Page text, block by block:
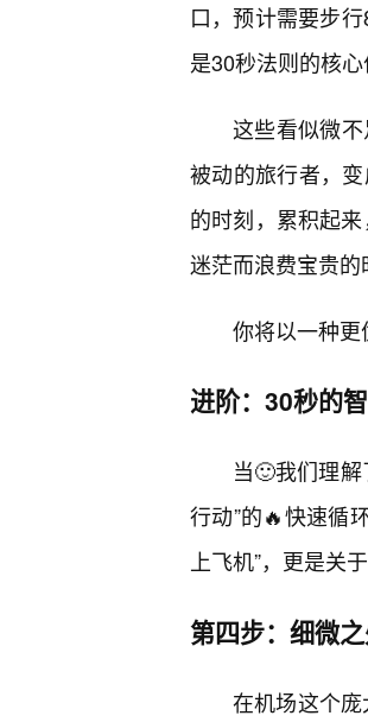
口，预计需要步
是30秒法则的核心
这些看似微
被动的旅行者，
的时刻，累积起
迷茫而浪费宝贵的
你将以一种更
进阶：30秒的
当🙂我们理解
行动”的🔥快速循
上飞机”，更是关
第四步：细微
在机场这个